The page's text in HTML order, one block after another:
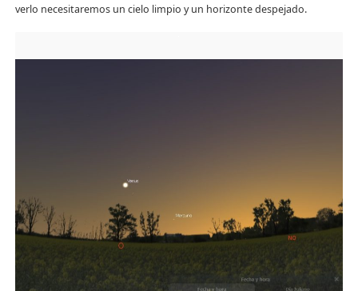
verlo necesitaremos un cielo limpio y un horizonte despejado.